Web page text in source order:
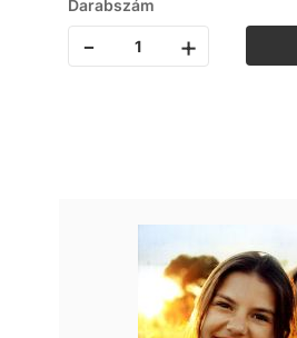
Darabszám
- +